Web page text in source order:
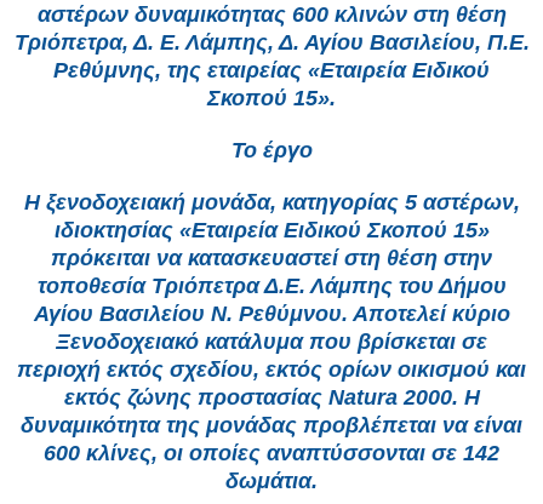
αστέρων δυναμικότητας 600 κλινών στη θέση
Τριόπετρα, Δ. Ε. Λάμπης, Δ. Αγίου Βασιλείου, Π.Ε.
Ρεθύμνης, της εταιρείας «Εταιρεία Ειδικού
Σκοπού 15».
Το έργο
Η ξενοδοχειακή μονάδα, κατηγορίας 5 αστέρων,
ιδιοκτησίας «Εταιρεία Ειδικού Σκοπού 15»
πρόκειται να κατασκευαστεί στη θέση στην
τοποθεσία Τριόπετρα Δ.Ε. Λάμπης του Δήμου
Αγίου Βασιλείου Ν. Ρεθύμνου. Αποτελεί κύριο
Ξενοδοχειακό κατάλυμα που βρίσκεται σε
περιοχή εκτός σχεδίου, εκτός ορίων οικισμού και
εκτός ζώνης προστασίας Natura 2000. Η
δυναμικότητα της μονάδας προβλέπεται να είναι
600 κλίνες, οι οποίες αναπτύσσονται σε 142
δωμάτια.